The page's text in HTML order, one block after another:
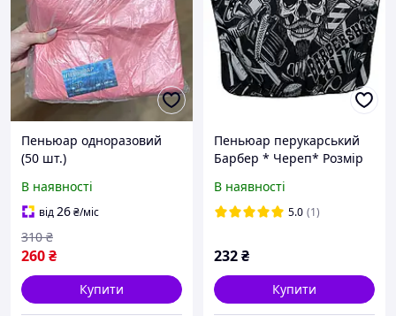
Пеньюар одноразовий
(50 шт.)
В наявності
від26₴/міс
260₴
310 ₴
Купити
Пеньюар перукарський
Барбер * Череп* Розмір
В наявності
5.0 (1)
232₴
Купити